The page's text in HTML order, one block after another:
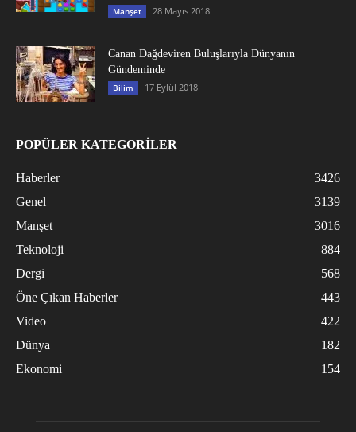
Manşet 28 Mayıs 2018
Canan Dağdeviren Buluşlarıyla Dünyanın
Gündeminde
Bilim 17 Eylül 2018
POPÜLER KATEGORİLER
Haberler
3426
Genel
3139
Manşet
3016
Teknoloji
884
Dergi
568
Öne Çıkan Haberler
443
Video
422
Dünya
182
Ekonomi
154